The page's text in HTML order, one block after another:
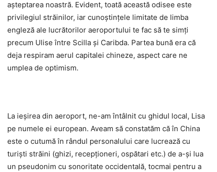
așteptarea noastră. Evident, toată această odisee este
privilegiul străinilor, iar cunoștințele limitate de limba
engleză ale lucrătorilor aeroportului te fac să te simți
precum Ulise între Scilla și Caribda. Partea bună era că
deja respiram aerul capitalei chineze, aspect care ne
umplea de optimism.
La ieșirea din aeroport, ne-am întâlnit cu ghidul local, Lisa
pe numele ei european. Aveam să constatăm că în China
este o cutumă în rândul personalului care lucrează cu
turiști străini (ghizi, recepționeri, ospătari etc.) de a-și lua
un pseudonim cu sonoritate occidentală, tocmai pentru a